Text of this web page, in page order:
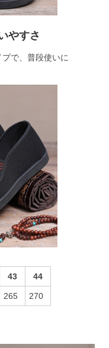
やすさ
で、普段使いに
43 44
265 270